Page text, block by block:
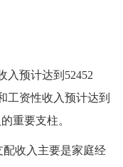
入预计达到 52452
工资性收入预计达到
重要支柱。
配收入主要是家庭经